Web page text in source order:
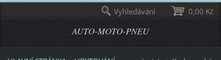
AUTO-MOTO-PNEU
0,00 Kč
Vyhledávání